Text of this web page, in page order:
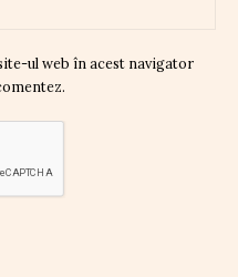
ul web în acest navigator